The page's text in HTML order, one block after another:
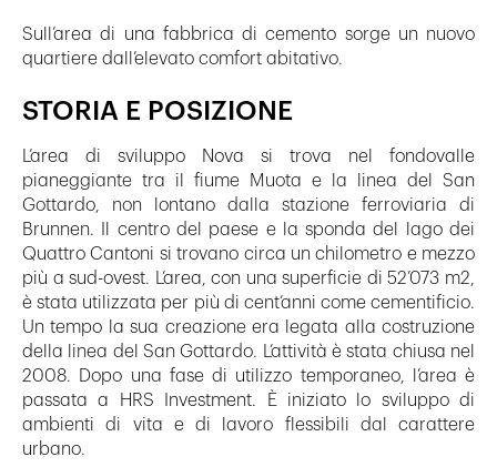
Sull’area di una fabbrica di cemento sorge un nuovo
quartiere dall’elevato comfort abitativo.
STORIA E POSIZIONE
L’area di sviluppo Nova si trova nel fondovalle
pianeggiante tra il fiume Muota e la linea del San
Gottardo, non lontano dalla stazione ferroviaria di
Brunnen. Il centro del paese e la sponda del lago dei
Quattro Cantoni si trovano circa un chilometro e mezzo
più a sud-ovest. L’area, con una superficie di 52’073 m2,
è stata utilizzata per più di cent’anni come cementificio.
Un tempo la sua creazione era legata alla costruzione
della linea del San Gottardo. L’attività è stata chiusa nel
2008. Dopo una fase di utilizzo temporaneo, l’area è
passata a HRS Investment. È iniziato lo sviluppo di
ambienti di vita e di lavoro flessibili dal carattere
urbano.